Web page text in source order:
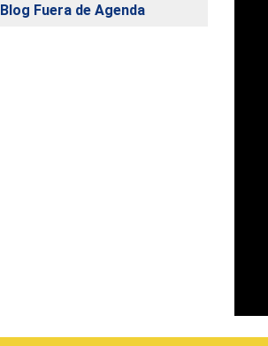
Blog Fuera de Agenda